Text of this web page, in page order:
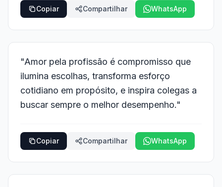
Copiar Compartilhar WhatsApp
"Amor pela profissão é compromisso que
ilumina escolhas, transforma esforço
cotidiano em propósito, e inspira colegas a
buscar sempre o melhor desempenho."
Copiar Compartilhar WhatsApp